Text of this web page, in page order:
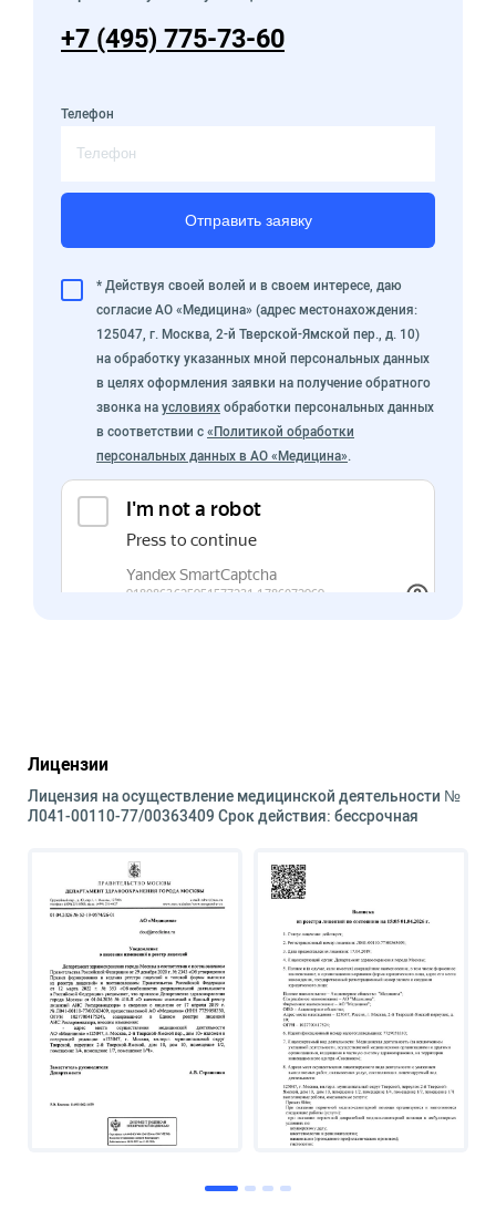
+7 (495) 775-73-60
Телефон
Отправить заявку
* Действуя своей волей и в своем интересе, даю
согласие АО «Медицина» (адрес местонахождения:
125047, г. Москва, 2-й Тверской-Ямской пер., д. 10)
на обработку указанных мной персональных данных
в целях оформления заявки на получение обратного
звонка на условиях обработки персональных данных
в соответствии с «Политикой обработки
персональных данных в АО «Медицина».
Лицензии
Лицензия на осуществление медицинской деятельности №
Л041-00110-77/00363409 Срок действия: бессрочная